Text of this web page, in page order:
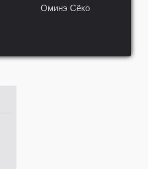
Оминэ Сёко